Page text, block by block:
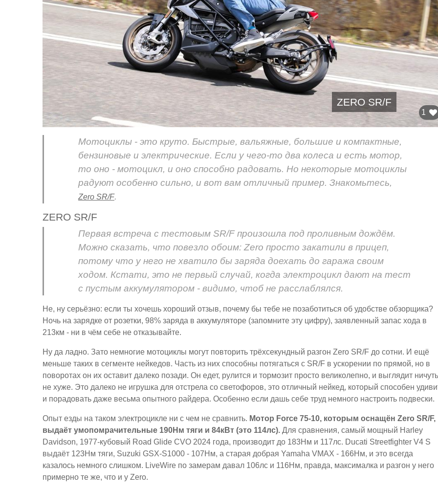
ZERO SR/F
1
Мотоциклы - это круто. Быстрые, вальяжные, большие и компактные,
бензиновые и электрические. Если у чего-то два колеса и есть мотор,
то оно - мотоцикл, и оно способно радовать. Но некоторые мотоциклы
радуют особенно сильно, и вот вам отличный пример. Знакомьтесь,
Zero SR/F.
ZERO SR/F
Первая встреча с тестовым SR/F произошла под проливным дождём.
Можно сказать, что повезло обоим: Zero просто закатили в прицеп,
потому что у него не хватило бы заряда доехать до гаража своим
ходом. Кстати, это не первый случай, когда электроцикл дают на тест
с пустым аккумулятором - видимо, чтоб не расслаблялся.
Не, ну серьёзно: если ты хочешь хороший отзыв, почему бы тебе не позаботиться об удобстве обзорщика?
Ночь на зарядке от розетки, 98% заряда в аккумуляторе (запомните эту цифру), заявленный запас хода в
213км - ни в чём себе не отказывайте.
Ну да ладно. Зато немногие мотоциклы могут повторить трёхсекундный разгон Zero SR/F до сотни. И ещё
меньше таких в сегменте нейкедов. Часть из них способны потягаться с SR/F в ускорении по прямой, но в
поворотах он их оставит далеко позади. Он едет, рулится и тормозит просто великолепно, и выглядит ничуть
не хуже. Это далеко не игрушка для отстрела со светофоров, это отличный нейкед, который способен
и порадовать даже весьма опытного райдера. Особенно если дашь себе труд немного настроить подвески.
Опыт езды на таком электроцикле ни с чем не сравнить. Мотор Force 75-10, которым оснащён Zero SR/F,
выдаёт умопомрачительные 190Нм тяги и 84кВт (это 114лс). Для сравнения, самый мощный Harley
Davidson, 1977-кубовый Road Glide CVO 2024 года, производит до 183Нм и 117лс. Ducati Streetfighter V4 S
выдаёт 123Нм тяги, Suzuki GSX-S1000 - 107Нм, а старая добрая Yamaha VMAX - 166Нм, и это всегда
казалось немного слишком. LiveWire по замерам давал 106лс и 116Нм, правда, максималка и разгон у него
примерно те же, что и у Zero.